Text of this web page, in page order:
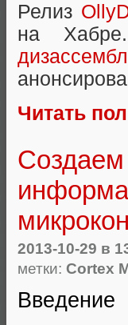
Релиз
на
Читать
2013-10-29 в
метки: Cortex
Введение